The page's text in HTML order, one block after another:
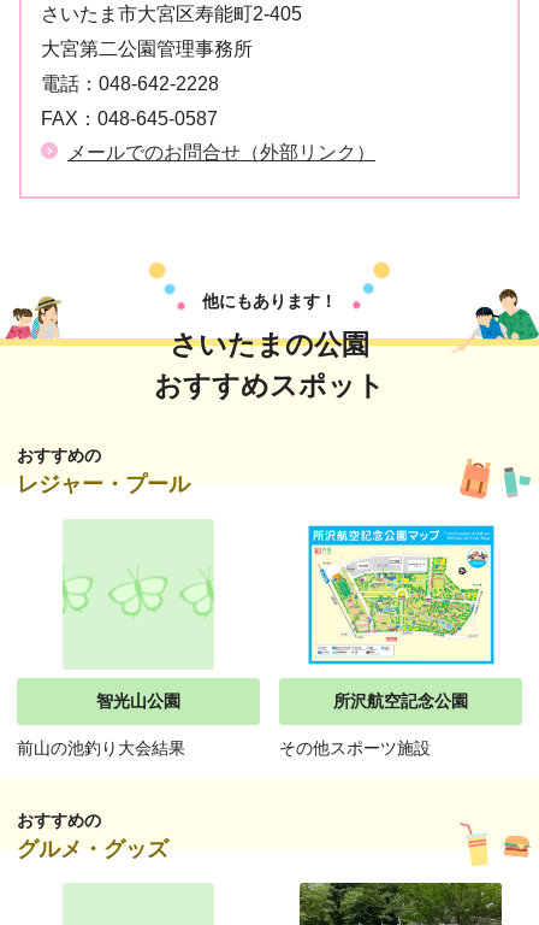
さいたま市大宮区寿能町2-405
大宮第二公園管理事務所
電話： 048-642-2228
FAX： 048-645-0587
メールでのお問合せ（外部リンク）
他にもあります！
さいたまの公園
おすすめスポット
おすすめの
レジャー・プール
智光山公園
前山の池釣り大会結果
所沢航空記念公園
その他スポーツ施設
おすすめの
グルメ・グッズ